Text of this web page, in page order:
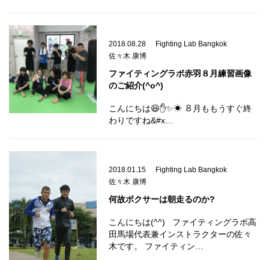
2018.08.28
Fighting Lab Bangkok
佐々木 康博
ファイティングラボ赤羽８月練習画像
のご紹介(^o^)
こんにちは😆✋✨☀ ８月ももうすぐ終
わりですね&#x…
2018.01.15
Fighting Lab Bangkok
佐々木 康博
何故ボクサーは朝走るのか?
こんにちは(^^) ファイティングラボ高
田馬場代表兼インストラクターの佐々
木です。 ファイティン…